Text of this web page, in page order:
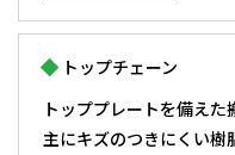
トップチェーン
トッププレートを備え
主にキズのつきにくい樹